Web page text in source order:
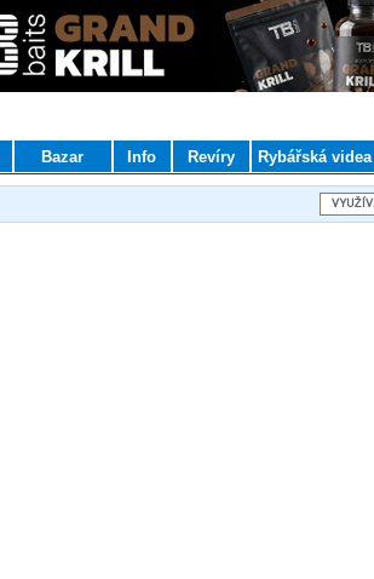
Bazar Info Revíry Rybářská videa